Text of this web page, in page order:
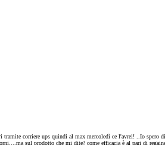
corriere ups quindi al max mercoledì ce l'avrei! ..Io
sul prodotto che mi dite? come efficacia è al pari di